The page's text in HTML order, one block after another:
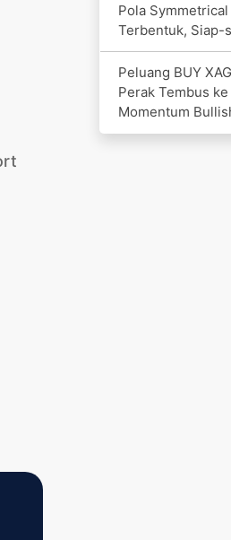
Pola
Terbentuk, Siap-
Peluang BUY
Perak Tembus
Momentum